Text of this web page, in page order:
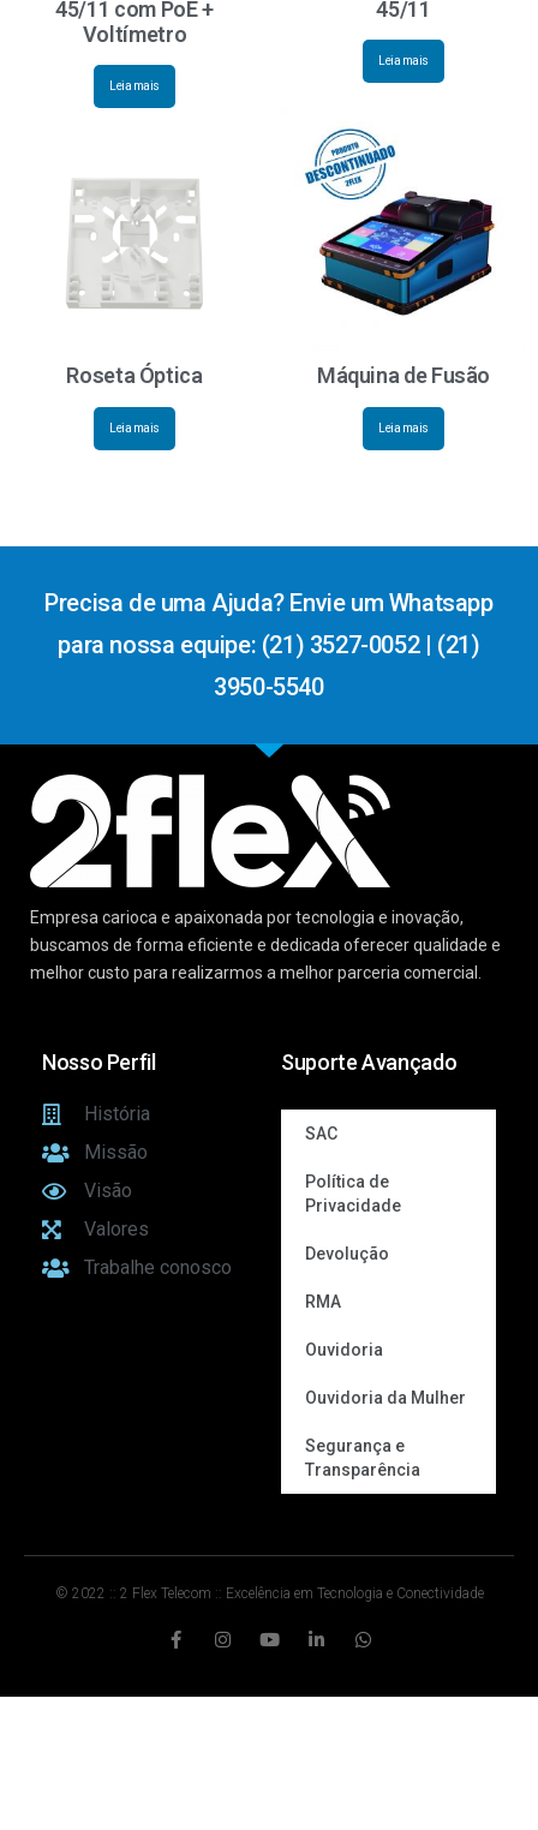
45/11 com PoE +
Voltímetro
Leia mais
45/11
Leia mais
Roseta Óptica
Leia mais
Máquina de Fusão
Leia mais
Precisa de uma Ajuda? Envie um Whatsapp
para nossa equipe: (21) 3527-0052 | (21)
3950-5540
Empresa carioca e apaixonada por tecnologia e inovação,
buscamos de forma eficiente e dedicada oferecer qualidade e
melhor custo para realizarmos a melhor parceria comercial.
Nosso Perfil
História
Missão
Visão
Valores
Trabalhe conosco
Suporte Avançado
SAC
Política de
Privacidade
Devolução
RMA
Ouvidoria
Ouvidoria da Mulher
Segurança e
Transparência
© 2022 :: 2 Flex Telecom :: Excelência em Tecnologia e Conectividade